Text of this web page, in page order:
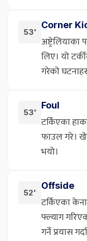
53'
Corner
लिए। यो
गरेको
53'
Foul
टर्किएका
फाउल गरे।
भयो।
52'
Offside
टर्किएका
फ्ल्याग
गर्ने प्रयास